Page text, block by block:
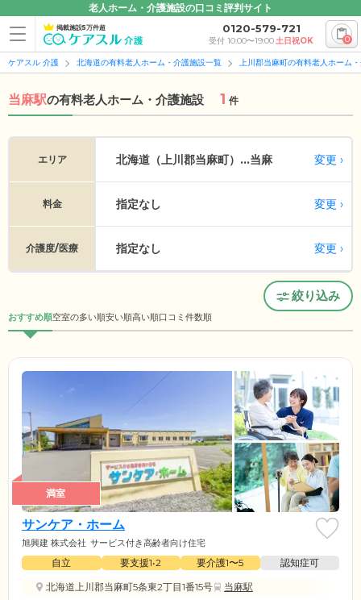
老人ホーム・介護施設の口コミ評判サイト
掲載施設5万件超 0120-579-721
受付 10:00〜19:00土日祝OK 0
ケアスル 介護 北海道の有料老人ホーム・介護施設一覧 上川郡当麻町の有料老人ホーム
当麻駅の有料老人ホーム・介護施設 1 件
エリア 北海道（上川郡当麻町）...当麻 変更
料金 指定なし 変更
介護度/医療 指定なし 変更
絞り込み
おすすめ順空室の多い順安い順高い順口コミ件数順
満室
サンケア・ホーム
旭興建 株式会社 サービス付き高齢者向け住宅
自立 要支援1•2 要介護1〜5
認知症可
北海道上川郡当麻町5条東2丁目1番15号
当麻駅